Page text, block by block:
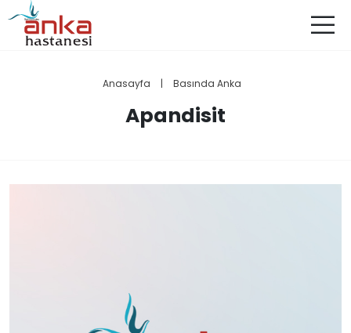
Anasayfa | Basında Anka
Apandisit